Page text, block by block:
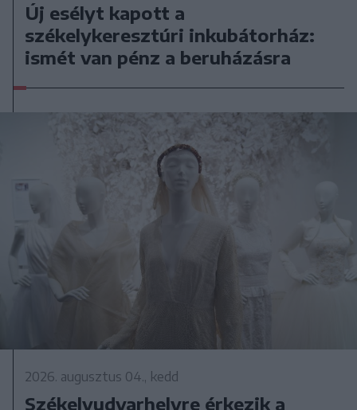
Új esélyt kapott a
székelykeresztúri inkubátorház:
ismét van pénz a beruházásra
2026. augusztus 04., kedd
Székelyudvarhelyre érkezik a